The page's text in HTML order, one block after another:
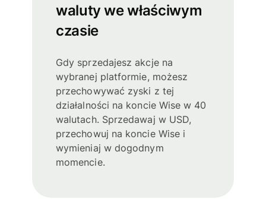
waluty we właściwym
czasie
Gdy sprzedajesz akcje na
wybranej platformie, możesz
przechowywać zyski z tej
działalności na koncie Wise w 40
walutach. Sprzedawaj w USD,
przechowuj na koncie Wise i
wymieniaj w dogodnym
momencie.